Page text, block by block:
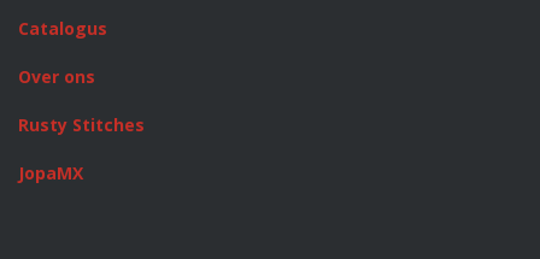
Catalogus
Over ons
Rusty Stitches
JopaMX